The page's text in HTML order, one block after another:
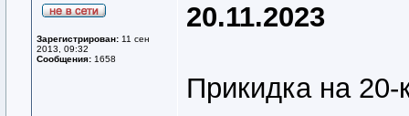
Зарегистрирован: 11 сен
2013, 09:32
Сообщения: 1658
20.11.2023
Прикидка на 20-